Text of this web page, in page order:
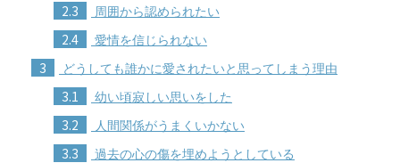
2.3 周囲から認められたい
2.4 愛情を信じられない
3 どうしても誰かに愛されたいと思ってしまう理由
3.1 幼い頃寂しい思いをした
3.2 人間関係がうまくいかない
3.3 過去の心の傷を埋めようとしている